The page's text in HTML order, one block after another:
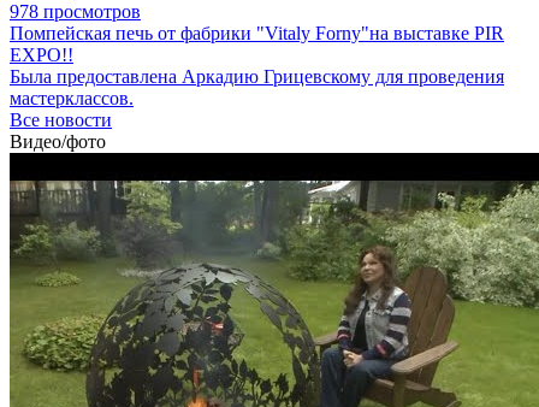
978 просмотров
Помпейская печь от фабрики "Vitaly Forny"на выставке PIR
EXPO!!
Была предоставлена Аркадию Грицевскому для проведения
мастерклассов.
Все новости
Видео/фото